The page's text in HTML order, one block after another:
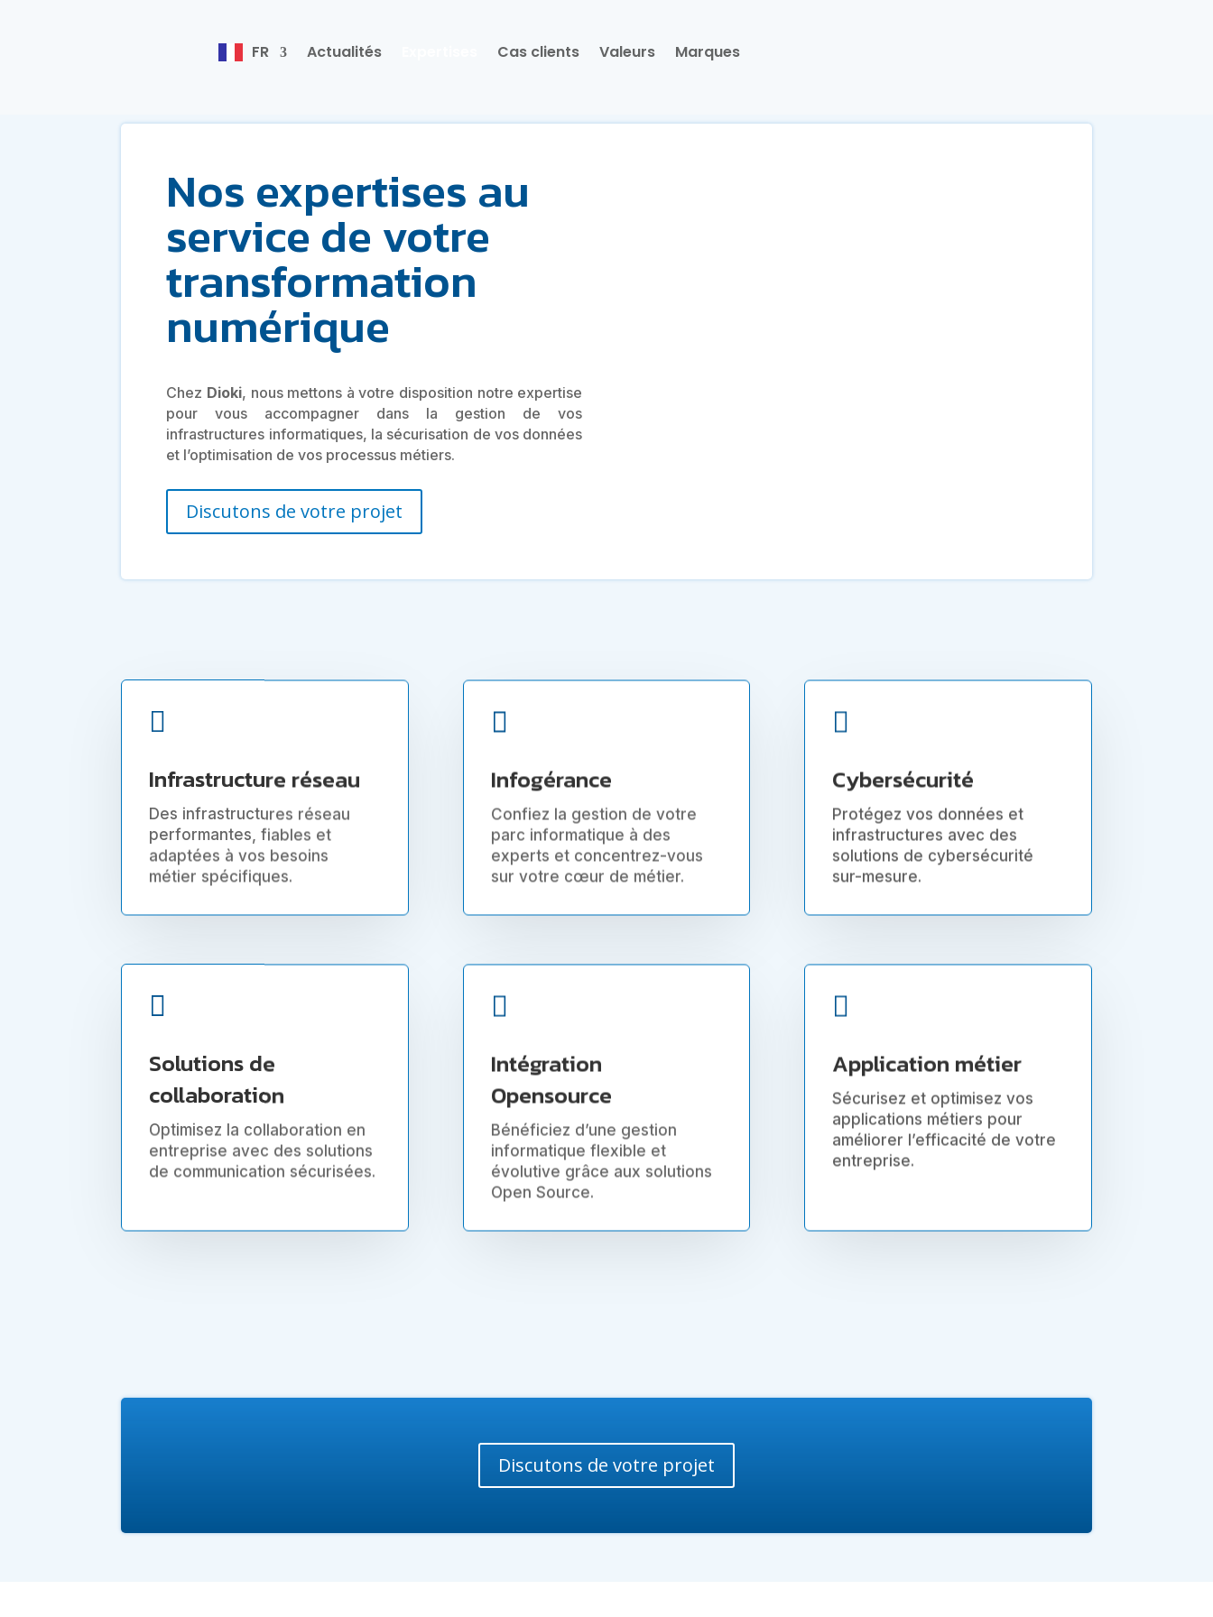
FR Actualités Cas clients Valeurs Marques
Nos expertises au
service de votre
transformation
numérique
Chez Dioki, nous mettons à votre disposition notre expertise
pour vous accompagner dans la gestion de vos
infrastructures informatiques, la sécurisation de vos données
et l’optimisation de vos processus métiers.
Discutons de votre projet

Infrastructure réseau
Des infrastructures réseau
performantes, fiables et
adaptées à vos besoins
métier spécifiques.

Infogérance
Confiez la gestion de votre
parc informatique à des
experts et concentrez-vous
sur votre cœur de métier.

Cybersécurité
Protégez vos données et
infrastructures avec des
solutions de cybersécurité
sur-mesure.

Solutions de
collaboration
Optimisez la collaboration en
entreprise avec des solutions
de communication sécurisées.

Intégration
Opensource
Bénéficiez d’une gestion
informatique flexible et
évolutive grâce aux solutions
Open Source.

Application métier
Sécurisez et optimisez vos
applications métiers pour
améliorer l’efficacité de votre
entreprise.
Discutons de votre projet